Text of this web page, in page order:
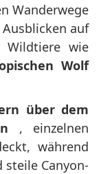
Wanderwege
auf
Wildtiere wie
Wolf
über dem
, einzelnen
während
steile Canyon-